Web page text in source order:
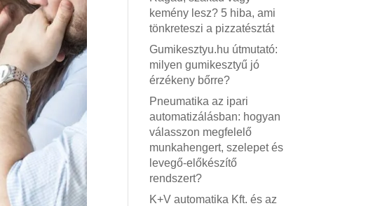
kemény lesz? 5 hiba, ami
tönkreteszi a pizzatésztát
Gumikesztyu.hu útmutató:
milyen gumikesztyű jó
érzékeny bőrre?
Pneumatika az ipari
automatizálásban: hogyan
válasszon megfelelő
munkahengert, szelepet és
levegő-előkészítő
rendszert?
K+V automatika Kft. és az